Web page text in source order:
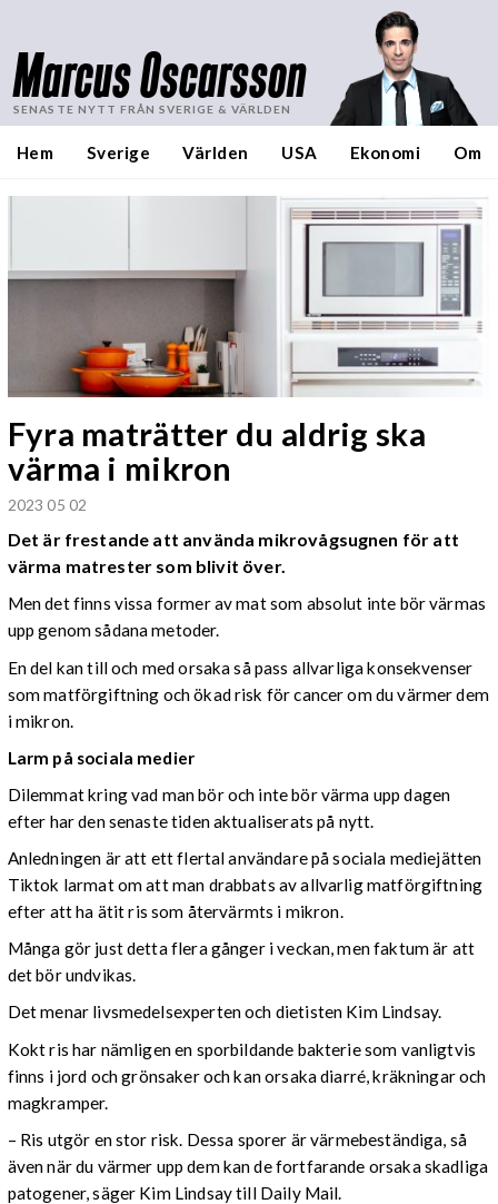
Marcus Oscarsson
SENASTE NYTT FRÅN SVERIGE & VÄRLDEN
Hem Sverige Världen USA Ekonomi Om
Fyra maträtter du aldrig ska
värma i mikron
2023 05 02
Det är frestande att använda mikrovågsugnen för att
värma matrester som blivit över.
Men det finns vissa former av mat som absolut inte bör värmas
upp genom sådana metoder.
En del kan till och med orsaka så pass allvarliga konsekvenser
som matförgiftning och ökad risk för cancer om du värmer dem
i mikron.
Larm på sociala medier
Dilemmat kring vad man bör och inte bör värma upp dagen
efter har den senaste tiden aktualiserats på nytt.
Anledningen är att ett flertal användare på sociala mediejätten
Tiktok larmat om att man drabbats av allvarlig matförgiftning
efter att ha ätit ris som återvärmts i mikron.
Många gör just detta flera gånger i veckan, men faktum är att
det bör undvikas.
Det menar livsmedelsexperten och dietisten Kim Lindsay.
Kokt ris har nämligen en sporbildande bakterie som vanligtvis
finns i jord och grönsaker och kan orsaka diarré, kräkningar och
magkramper.
– Ris utgör en stor risk. Dessa sporer är värmebeständiga, så
även när du värmer upp dem kan de fortfarande orsaka skadliga
patogener, säger Kim Lindsay till Daily Mail.